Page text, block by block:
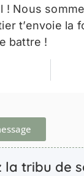
! Nous
t’envoie la
battre !
la tribu de